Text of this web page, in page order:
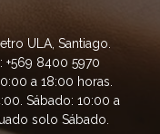
ULA, Santiago.
+569 8400 5970
a 18:00 horas.
Sábado: 10:00 a
solo Sábado.